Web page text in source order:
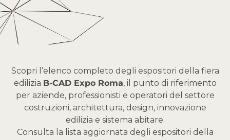
Scopri l’elenco completo degli espositori della fiera
edilizia B-CAD Expo Roma, il punto di riferimento
per aziende, professionisti e operatori del settore
costruzioni, architettura, design, innovazione
edilizia e sistema abitare.
Consulta la lista aggiornata degli espositori della